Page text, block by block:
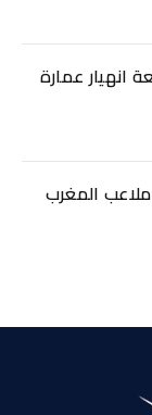
انهيار عمارة